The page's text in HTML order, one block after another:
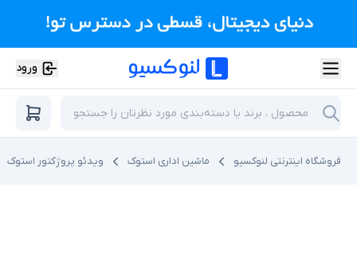
ورود
فروشگاه اینترنتی لنوکسیو ماشین اداری استوک ویدئو پروژکتور استوک